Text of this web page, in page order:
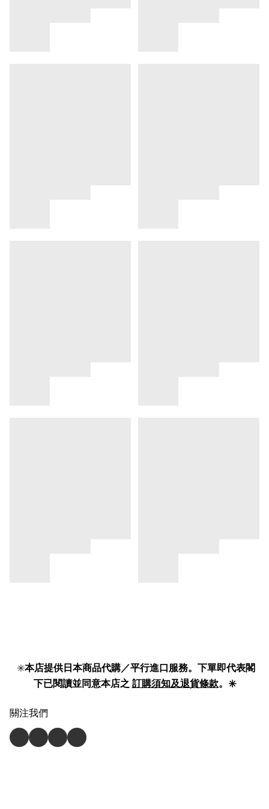
✳️本店提供日本商品代購／平行進口服務。下單即代表閣
下已閱讀並同意本店之 訂購須知及退貨條款。✳️
關注我們